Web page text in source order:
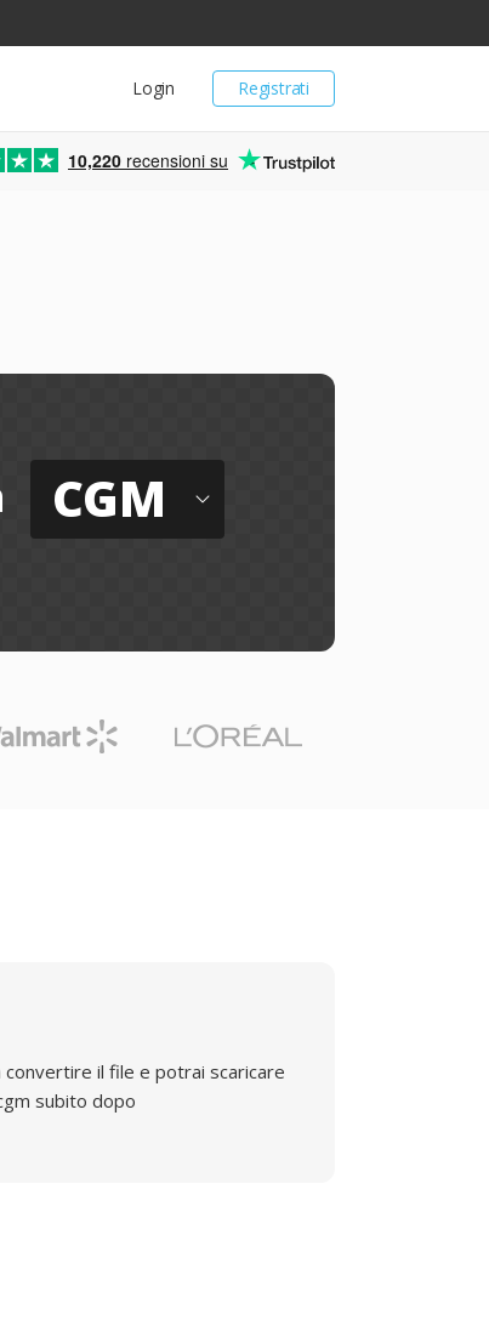
Registrati
Login
10,220 recensioni su
CGM
convertire il file e potrai scaricare
subito dopo